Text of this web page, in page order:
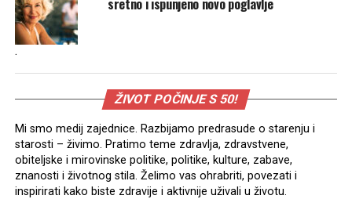
.
ŽIVOT POČINJE S 50!
Mi smo medij zajednice. Razbijamo predrasude o starenju i
starosti – živimo. Pratimo teme zdravlja, zdravstvene,
obiteljske i mirovinske politike, politike, kulture, zabave,
znanosti i životnog stila. Želimo vas ohrabriti, povezati i
inspirirati kako biste zdravije i aktivnije uživali u životu.